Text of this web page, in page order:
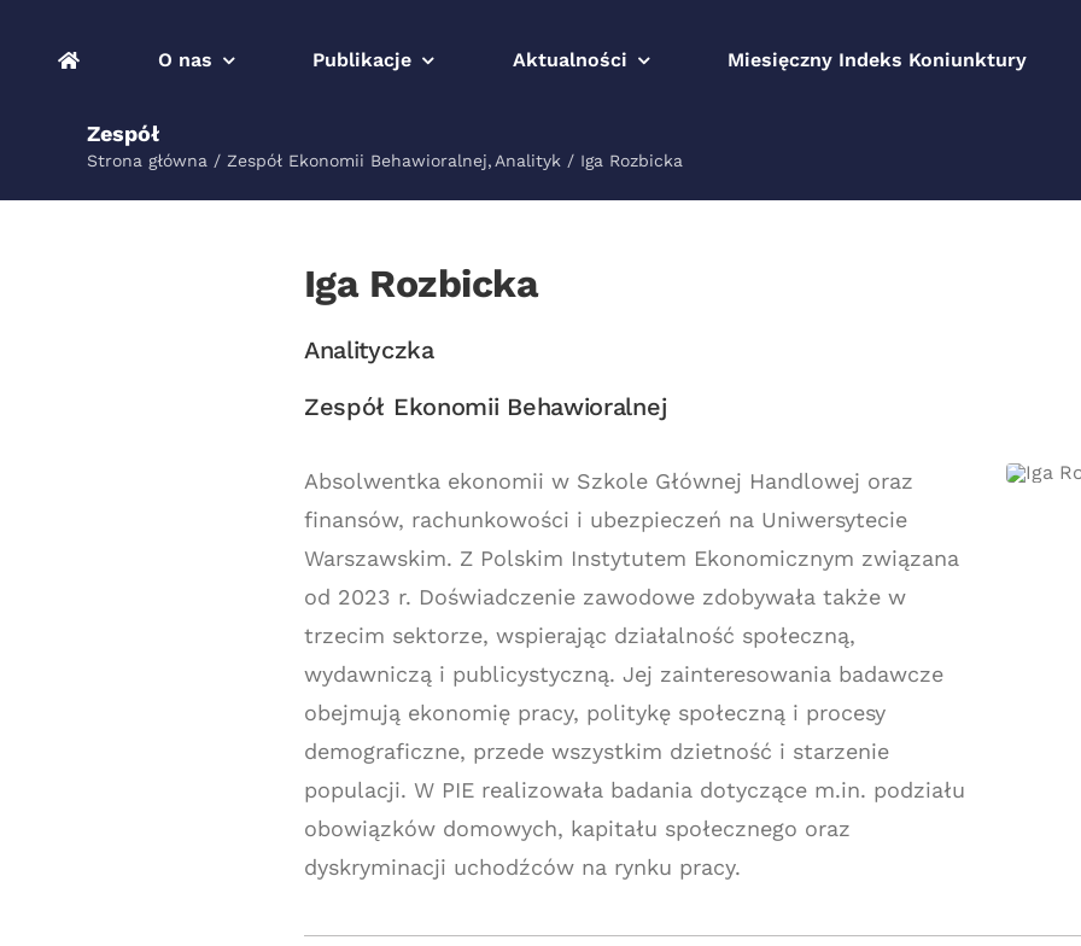
O nas Publikacje Aktualności Miesięczny Indeks Koniunktury
Zespół
Strona główna Zespół Ekonomii Behawioralnej Analityk Iga Rozbicka
Iga Rozbicka
Analityczka
Zespół Ekonomii Behawioralnej
Absolwentka ekonomii w Szkole Głównej Handlowej oraz
finansów, rachunkowości i ubezpieczeń na Uniwersytecie
Warszawskim. Z Polskim Instytutem Ekonomicznym związana
od 2023 r. Doświadczenie zawodowe zdobywała także w
trzecim sektorze, wspierając działalność społeczną,
wydawniczą i publicystyczną. Jej zainteresowania badawcze
obejmują ekonomię pracy, politykę społeczną i procesy
demograficzne, przede wszystkim dzietność i starzenie
populacji. W PIE realizowała badania dotyczące m.in. podziału
obowiązków domowych, kapitału społecznego oraz
dyskryminacji uchodźców na rynku pracy.